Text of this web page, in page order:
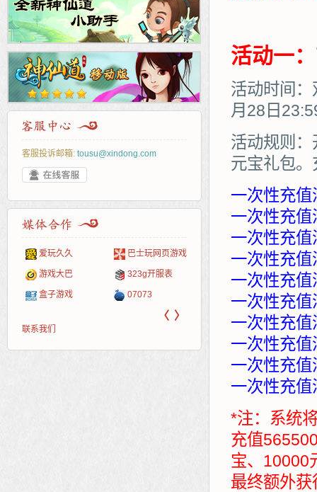
客服投诉邮箱: tousu@xindong.com
265G 页游网
腾讯游戏 新浪游戏
新浪页游 网易游戏
多玩
中华网
Cwan
游一游
游侠网页游戏 40407
5617网游网 一游网
开服网
斗蟹网页游戏 游戏
〈 〉
联系我们
活动一
活动时间
月28日
活动规则
元宝礼包
一次性充
一次性充
一次性充
一次性充
一次性充
一次性充
一次性充
一次性充
一次性充
一次性充
*注：系统
充值
宝、10000
最终额外